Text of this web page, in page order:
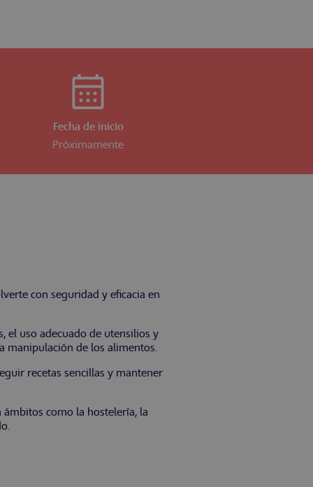
Fecha de inicio
Próximamente
con seguridad y eficacia en
el uso adecuado de utensilios y
manipulación de los alimentos.
recetas sencillas y mantener
como la hostelería, la